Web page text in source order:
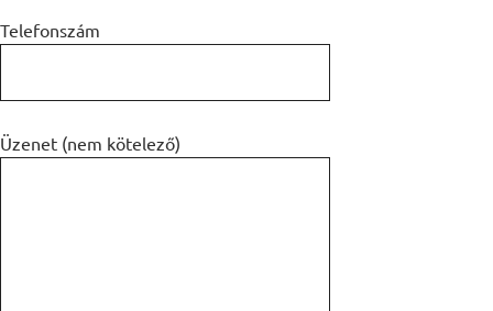
Telefonszám
Üzenet (nem kötelező)